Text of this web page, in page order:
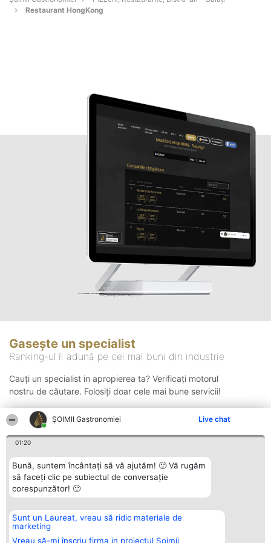
ȘOIMII Gastronomiei Live chat
01:20
Bună, suntem încântați să vă ajutăm! 🙂 Vă rugăm
să faceți clic pe subiectul de conversație
corespunzător! 🙂
Sunt un Laureat, vreau să ridic materiale de
marketing
Vreau să-mi înscriu firma in proiectul Șoimii
Restaurant HongKong
Gasește un specialist
Ranking-ul îi adună pe cei mai buni din industrie
Cauți un specialist in apropierea ta? Verificați motorul
nostru de căutare. Folosiți doar cele mai bune servicii!
Organizator Ranking
BRIGHT SOLUTIONS BR SRL
Aleea Timisul De Sus 2 Bl. A30
Plebiscyt
Lista Tuturor
Contact